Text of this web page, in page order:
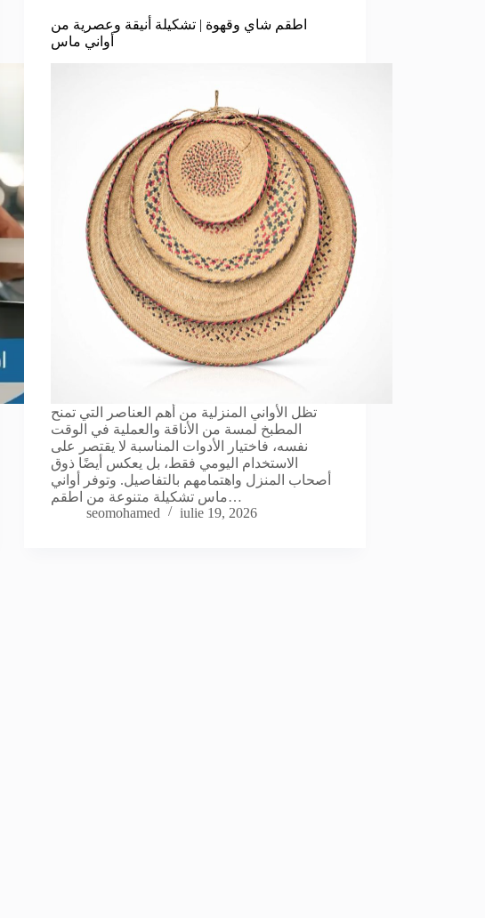
اطقم شاي وقهوة | تشكيلة أنيقة وعصرية من
أواني ماس
تظل الأواني المنزلية من أهم العناصر التي تمنح
المطبخ لمسة من الأناقة والعملية في الوقت
نفسه، فاختيار الأدوات المناسبة لا يقتصر على
الاستخدام اليومي فقط، بل يعكس أيضًا ذوق
أصحاب المنزل واهتمامهم بالتفاصيل. وتوفر أواني
ماس تشكيلة متنوعة من اطقم…
seomohamed
iulie 19, 2026